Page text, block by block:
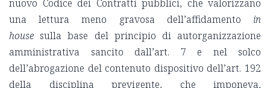
nuovo Codice dei Contratti pubblici, che valorizzano
una lettura meno gravosa dell’affidamento in
house sulla base del principio di autorganizzazione
amministrativa sancito dall’art. 7 e nel solco
dell’abrogazione del contenuto dispositivo dell’art. 192
della disciplina previgente, che imponeva,